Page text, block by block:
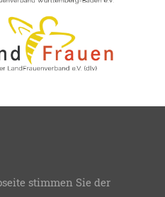
bzweic GmbH
stimmen Sie der